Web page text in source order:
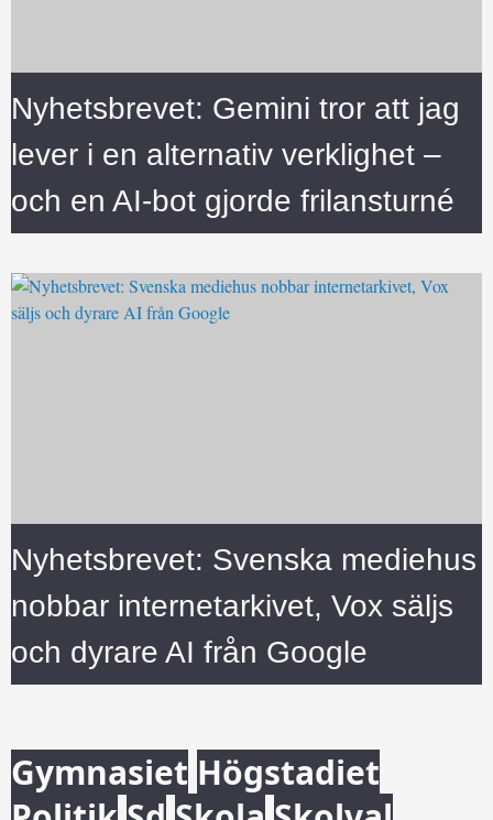
Nyhetsbrevet: Gemini tror att jag
lever i en alternativ verklighet –
och en AI-bot gjorde frilansturné
Nyhetsbrevet: Svenska mediehus
nobbar internetarkivet, Vox säljs
och dyrare AI från Google
Gymnasiet Högstadiet